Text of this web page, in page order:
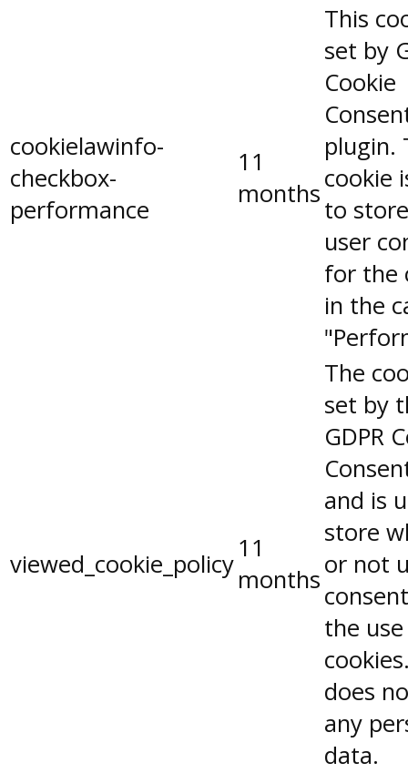
cookielawinfo-
checkbox-
performance
11
months
This
set by
Cookie
plugin.
cookie
to
user
for the
in the
viewed_cookie_policy
11
months
The
set by
GDPR
and is
store
or not
the
does
any
data.